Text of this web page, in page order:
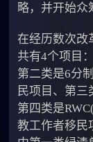
略，并开始众
在经历数次改
共有4个项目
第二类是6分
民项目、第三
第四类是
教工作者移民